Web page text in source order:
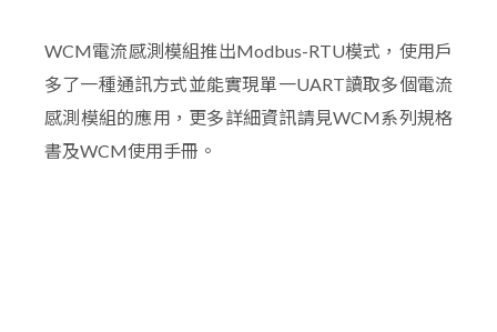
WCM電流感測模組推出Modbus-RTU模式，使用戶
多了一種通訊方式並能實現單一UART讀取多個電流
感測模組的應用，更多詳細資訊請見WCM系列規格
書及WCM使用手冊。